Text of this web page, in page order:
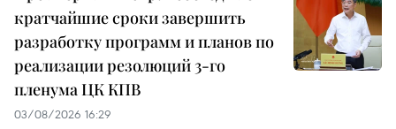
кратчайшие сроки завершить
разработку программ и планов по
реализации резолюций 3-го
пленума ЦК КПВ
03/08/2026 16:29